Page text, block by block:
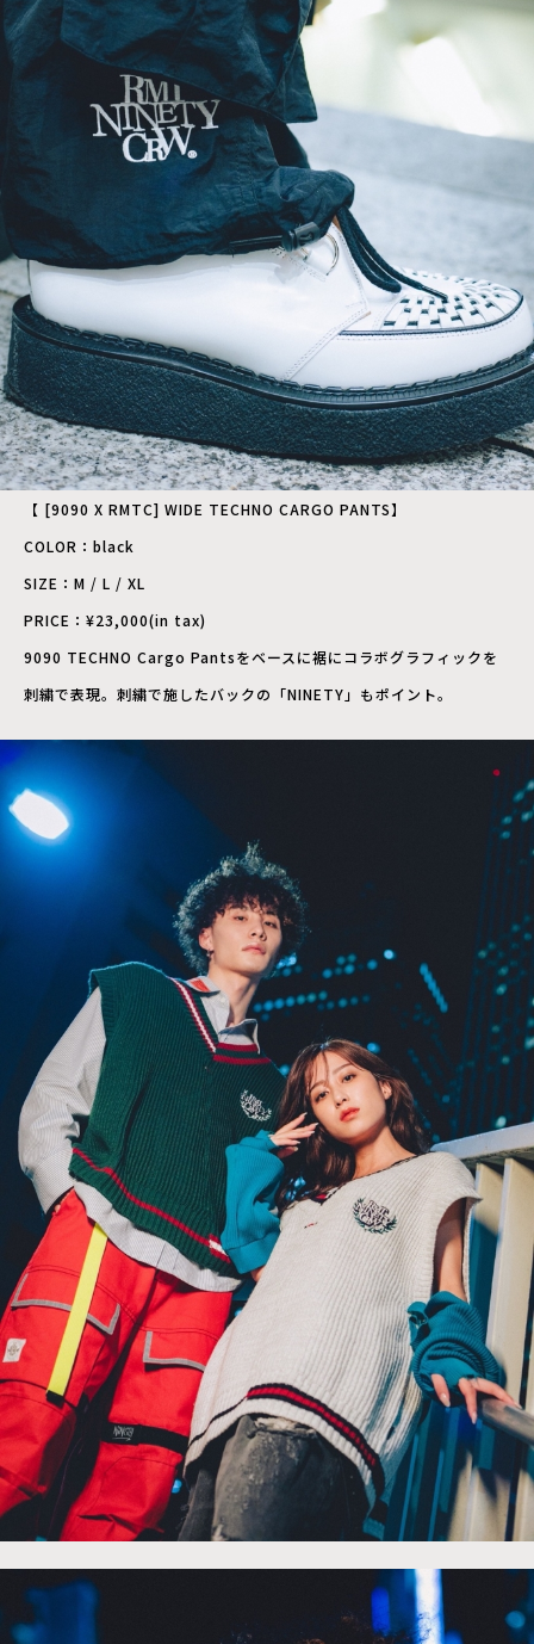
【 [9090 X RMTC] WIDE TECHNO CARGO PANTS】
COLOR：black
SIZE：M / L / XL
PRICE：¥23,000(in tax)
9090 TECHNO Cargo Pantsをベースに裾にコラボグラフィックを
刺繍で表現。刺繍で施したバックの「NINETY」もポイント。